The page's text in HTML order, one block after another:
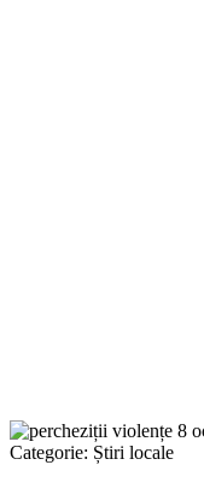
Categorie: Știri locale